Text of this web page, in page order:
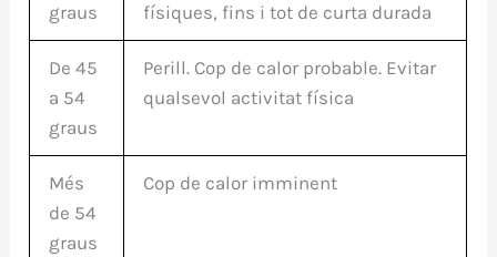
graus
físiques, fins i tot de curta durada
De 45
a 54
graus
Perill. Cop de calor probable. Evitar
qualsevol activitat física
Més
de 54
graus
Cop de calor imminent